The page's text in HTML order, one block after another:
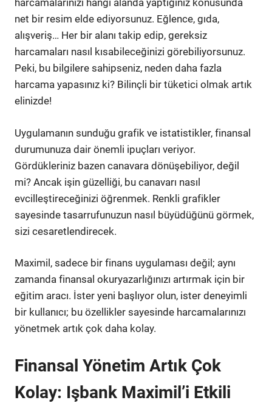
harcamalarınızı hangi alanda yaptığınız konusunda
net bir resim elde ediyorsunuz. Eğlence, gıda,
alışveriş… Her bir alanı takip edip, gereksiz
harcamaları nasıl kısabileceğinizi görebiliyorsunuz.
Peki, bu bilgilere sahipseniz, neden daha fazla
harcama yapasınız ki? Bilinçli bir tüketici olmak artık
elinizde!
Uygulamanın sunduğu grafik ve istatistikler, finansal
durumunuza dair önemli ipuçları veriyor.
Gördükleriniz bazen canavara dönüşebiliyor, değil
mi? Ancak işin güzelliği, bu canavarı nasıl
evcilleştireceğinizi öğrenmek. Renkli grafikler
sayesinde tasarrufunuzun nasıl büyüdüğünü görmek,
sizi cesaretlendirecek.
Maximil, sadece bir finans uygulaması değil; aynı
zamanda finansal okuryazarlığınızı artırmak için bir
eğitim aracı. İster yeni başlıyor olun, ister deneyimli
bir kullanıcı; bu özellikler sayesinde harcamalarınızı
yönetmek artık çok daha kolay.
Finansal Yönetim Artık Çok
Kolay: Işbank Maximil’i Etkili